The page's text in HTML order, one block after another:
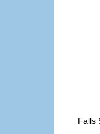
Falls